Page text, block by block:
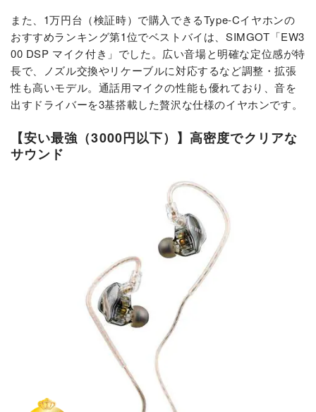
また、1万円台（検証時）で購入できるType-Cイヤホンの
おすすめランキング第1位でベストバイは、SIMGOT「EW3
00 DSP マイク付き」でした。広い音場と明確な定位感が特
長で、ノズル交換やリケーブルに対応するなど調整・拡張
性も高いモデル。通話用マイクの性能も優れており、音を
出すドライバーを3基搭載した贅沢な仕様のイヤホンです。
【安い最強（3000円以下）】高密度でクリアな
サウンド